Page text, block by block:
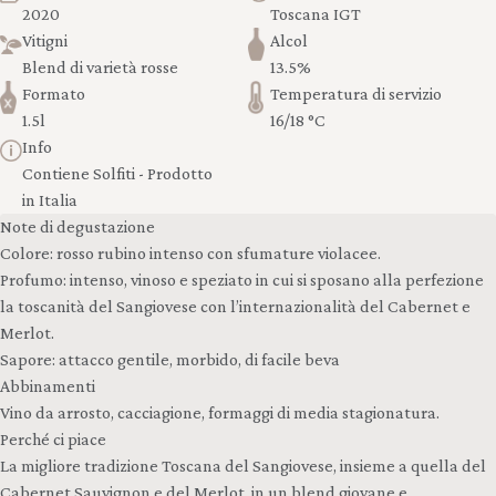
2020
Toscana IGT
Vitigni
Blend di varietà rosse
Alcol
13.5%
Formato
1.5l
Temperatura di servizio
16/18 °C
Info
Contiene Solfiti - Prodotto
in Italia
Note di degustazione
Colore: rosso rubino intenso con sfumature violacee.
Profumo: intenso, vinoso e speziato in cui si sposano alla perfezione
la toscanità del Sangiovese con l’internazionalità del Cabernet e
Merlot.
Sapore: attacco gentile, morbido, di facile beva
Abbinamenti
Vino da arrosto, cacciagione, formaggi di media stagionatura.
Perché ci piace
La migliore tradizione Toscana del Sangiovese, insieme a quella del